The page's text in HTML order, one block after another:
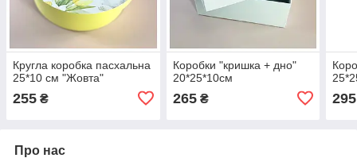
Кругла коробка пасхальна
25*10 см "Жовта"
255 ₴
Коробки "кришка + дно"
20*25*10см
265₴ 295
Про нас